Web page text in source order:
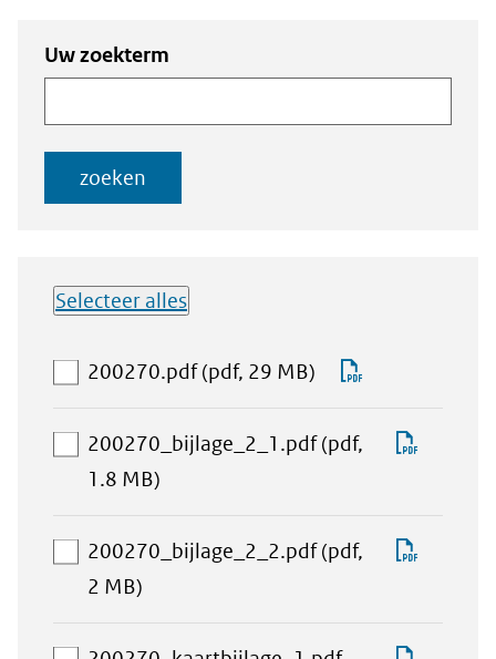
Zoeken
naar
documenten
Zoeken naar
Uw zoekterm
zoeken
Selecteer alles
downloadbare
200270.pdf(pdf, 29 MB) aan
selectie
200270_bijlage_2_1.pdf(pdf,
1.8 MB)
selectie
200270_bijlage_2_2.pdf(pdf,
2 MB)